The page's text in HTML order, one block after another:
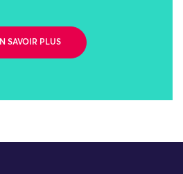
SAVOIR PLUS